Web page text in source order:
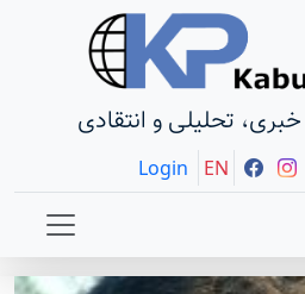
خبری، تحلیلی و انتقادی
Login EN